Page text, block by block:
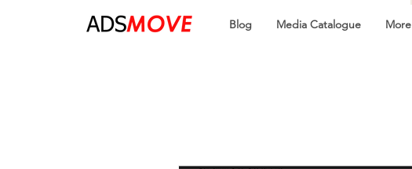
Blog Media Catalogue More